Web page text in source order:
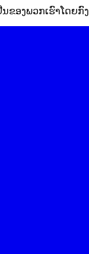
ຂອງພວກເຮົາໂດຍກົງ